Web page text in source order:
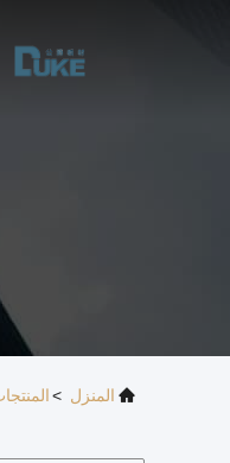
المنزل >